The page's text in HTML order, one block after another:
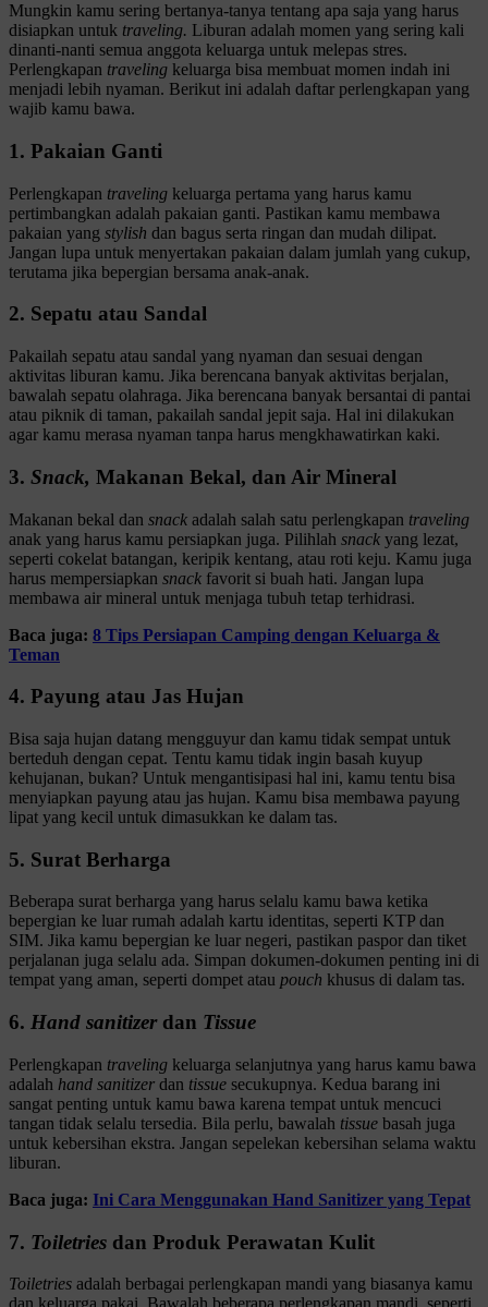
Mungkin kamu sering bertanya-tanya tentang apa saja yang harus
disiapkan untuk traveling. Liburan adalah momen yang sering kali
dinanti-nanti semua anggota keluarga untuk melepas stres.
Perlengkapan traveling keluarga bisa membuat momen indah ini
menjadi lebih nyaman. Berikut ini adalah daftar perlengkapan yang
wajib kamu bawa.
1. Pakaian Ganti
Perlengkapan traveling keluarga pertama yang harus kamu
pertimbangkan adalah pakaian ganti. Pastikan kamu membawa
pakaian yang stylish dan bagus serta ringan dan mudah dilipat.
Jangan lupa untuk menyertakan pakaian dalam jumlah yang cukup,
terutama jika bepergian bersama anak-anak.
2. Sepatu atau Sandal
Pakailah sepatu atau sandal yang nyaman dan sesuai dengan
aktivitas liburan kamu. Jika berencana banyak aktivitas berjalan,
bawalah sepatu olahraga. Jika berencana banyak bersantai di pantai
atau piknik di taman, pakailah sandal jepit saja. Hal ini dilakukan
agar kamu merasa nyaman tanpa harus mengkhawatirkan kaki.
3. Snack, Makanan Bekal, dan Air Mineral
Makanan bekal dan snack adalah salah satu perlengkapan traveling
anak yang harus kamu persiapkan juga. Pilihlah snack yang lezat,
seperti cokelat batangan, keripik kentang, atau roti keju. Kamu juga
harus mempersiapkan snack favorit si buah hati. Jangan lupa
membawa air mineral untuk menjaga tubuh tetap terhidrasi.
Baca juga: 8 Tips Persiapan Camping dengan Keluarga &
Teman
4. Payung atau Jas Hujan
Bisa saja hujan datang mengguyur dan kamu tidak sempat untuk
berteduh dengan cepat. Tentu kamu tidak ingin basah kuyup
kehujanan, bukan? Untuk mengantisipasi hal ini, kamu tentu bisa
menyiapkan payung atau jas hujan. Kamu bisa membawa payung
lipat yang kecil untuk dimasukkan ke dalam tas.
5. Surat Berharga
Beberapa surat berharga yang harus selalu kamu bawa ketika
bepergian ke luar rumah adalah kartu identitas, seperti KTP dan
SIM. Jika kamu bepergian ke luar negeri, pastikan paspor dan tiket
perjalanan juga selalu ada. Simpan dokumen-dokumen penting ini di
tempat yang aman, seperti dompet atau pouch khusus di dalam tas.
6. Hand sanitizer dan Tissue
Perlengkapan traveling keluarga selanjutnya yang harus kamu bawa
adalah hand sanitizer dan tissue secukupnya. Kedua barang ini
sangat penting untuk kamu bawa karena tempat untuk mencuci
tangan tidak selalu tersedia. Bila perlu, bawalah tissue basah juga
untuk kebersihan ekstra. Jangan sepelekan kebersihan selama waktu
liburan.
Baca juga: Ini Cara Menggunakan Hand Sanitizer yang Tepat
7. Toiletries dan Produk Perawatan Kulit
Toiletries adalah berbagai perlengkapan mandi yang biasanya kamu